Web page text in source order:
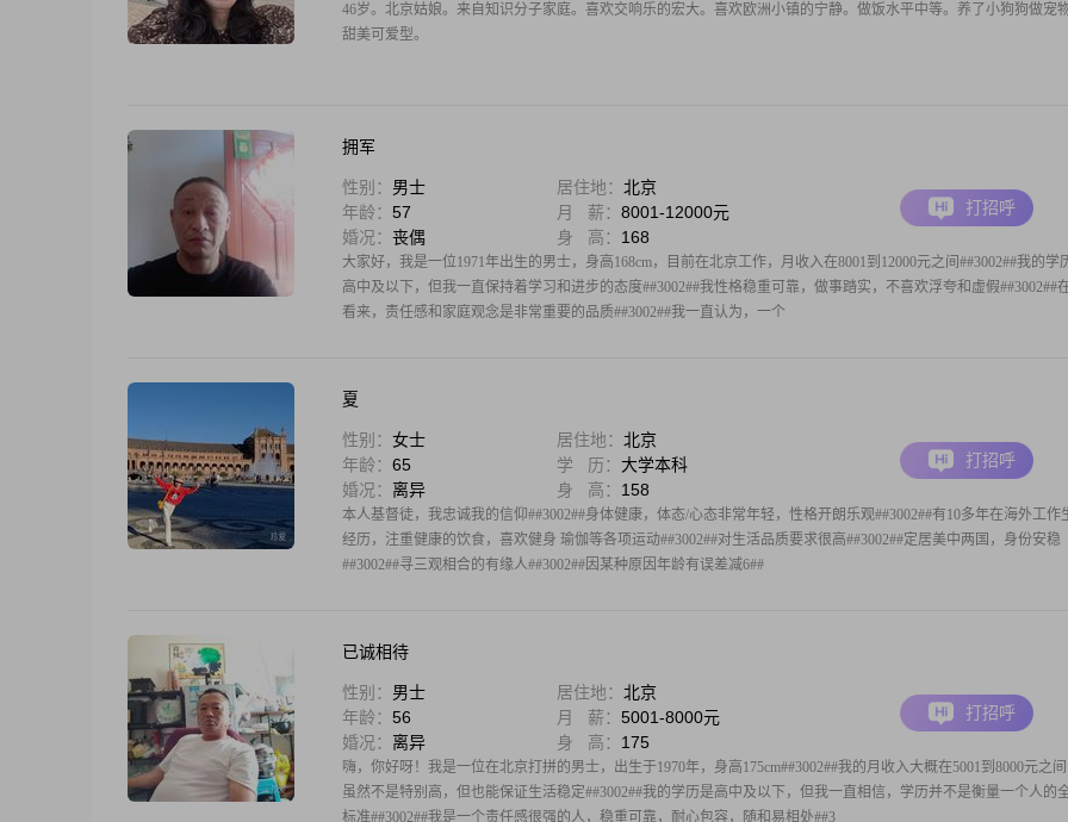
46岁。北京姑娘。来自知识分子家庭。喜欢交响乐的宏大。喜欢欧洲小镇的宁静。做饭水平中等。养了小狗狗做宠物
甜美可爱型。
拥军
性别： 男士 居住地： 北京
年龄： 57 月 薪： 8001-12000元
婚况： 丧偶 身 高： 168
大家好，我是一位1971年出生的男士，身高168cm，目前在北京工作，月收入在8001到12000元之间##3002##我的学
高中及以下，但我一直保持着学习和进步的态度##3002##我性格稳重可靠，做事踏实，不喜欢浮夸和虚假##3002##
看来，责任感和家庭观念是非常重要的品质##3002##我一直认为，一个
打招呼
夏
性别： 女士 居住地： 北京
年龄： 65 学 历： 大学本科
婚况： 离异 身 高： 158
本人基督徒，我忠诚我的信仰##3002##身体健康，体态/心态非常年轻，性格开朗乐观##3002##有10多年在海外工作
经历，注重健康的饮食，喜欢健身 瑜伽等各项运动##3002##对生活品质要求很高##3002##定居美中两国，身份安稳
##3002##寻三观相合的有缘人##3002##因某种原因年龄有误差减6##
打招呼
已诚相待
性别： 男士 居住地： 北京
年龄： 56 月 薪： 5001-8000元
婚况： 离异 身 高： 175
嗨，你好呀！我是一位在北京打拼的男士，出生于1970年，身高175cm##3002##我的月收入大概在5001到8000元之间
虽然不是特别高，但也能保证生活稳定##3002##我的学历是高中及以下，但我一直相信，学历并不是衡量一个人的
标准##3002##我是一个责任感很强的人，稳重可靠，耐心包容，随和易相处##3
打招呼